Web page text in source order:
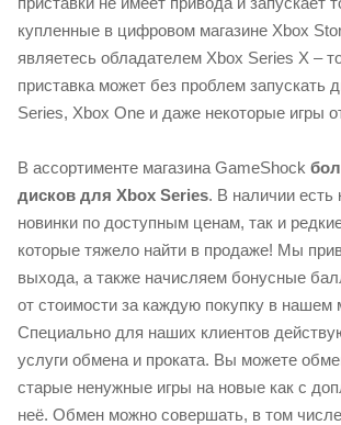
купленные в цифровом магазине Xbox
являетесь обладателем Xbox Series X –
приставка может без проблем запускать
Series, Xbox One и даже некоторые игры
В ассортименте магазина GameShock
дисков для Xbox Series. В наличии есть
новинки по доступным ценам, так и
которые тяжело найти в продаже! Мы
выхода, а также начисляем бонусные
от стоимости за каждую покупку в нашем
Специально для наших клиентов
услуги обмена и проката. Вы можете
старые ненужные игры на новые как с
неё. Обмен можно совершать, в том